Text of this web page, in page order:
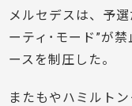
メルセデスは、予
ーティ･モード”が
ースを制圧した。
またもやハミルト